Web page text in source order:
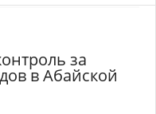
за
в Абайской